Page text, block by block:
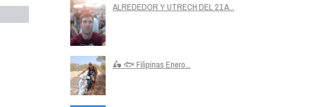
ALREDEDOR Y UTRECH DEL 21 A...
🛵 🐟 Filipinas Enero...